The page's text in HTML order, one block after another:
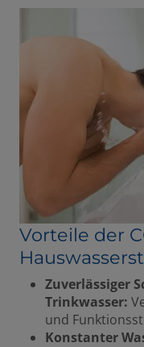
Vorteile der
Zuverlässiger
Trinkwasser:
und
Konstanter